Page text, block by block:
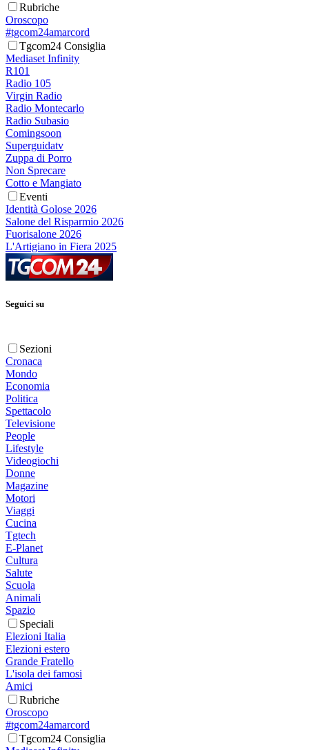
Rubriche
Oroscopo
#tgcom24amarcord
Tgcom24 Consiglia
Mediaset Infinity
R101
Radio 105
Virgin Radio
Radio Montecarlo
Radio Subasio
Comingsoon
Superguidatv
Zuppa di Porro
Non Sprecare
Cotto e Mangiato
Eventi
Identità Golose 2026
Salone del Risparmio 2026
Fuorisalone 2026
L'Artigiano in Fiera 2025
Seguici su
Sezioni
Cronaca
Mondo
Economia
Politica
Spettacolo
Televisione
People
Lifestyle
Videogiochi
Donne
Magazine
Motori
Viaggi
Cucina
Tgtech
E-Planet
Cultura
Salute
Scuola
Animali
Spazio
Speciali
Elezioni Italia
Elezioni estero
Grande Fratello
L'isola dei famosi
Amici
Rubriche
Oroscopo
#tgcom24amarcord
Tgcom24 Consiglia